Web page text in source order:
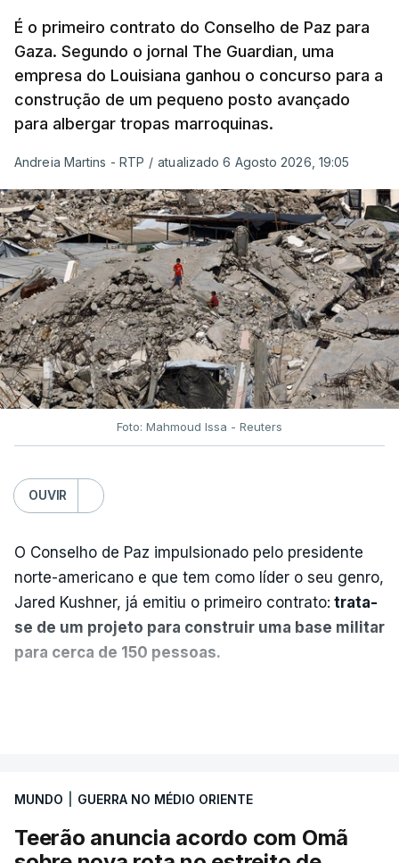
É o primeiro contrato do Conselho de Paz para
Gaza. Segundo o jornal The Guardian, uma
empresa do Louisiana ganhou o concurso para a
construção de um pequeno posto avançado
para albergar tropas marroquinas.
Andreia Martins - RTP / atualizado 6 Agosto 2026, 19:05
Foto: Mahmoud Issa - Reuters
OUVIR
O Conselho de Paz impulsionado pelo presidente
norte-americano e que tem como líder o seu genro,
Jared Kushner, já emitiu o primeiro contrato: trata-
se de um projeto para construir uma base militar
para cerca de 150 pessoas.
que já colaborou com a Administração norte-
americana em projetos no Médio Oriente,
nomeadamente no Iraque.
MUNDO GUERRA NO MÉDIO ORIENTE
Teerão anuncia acordo com Omã